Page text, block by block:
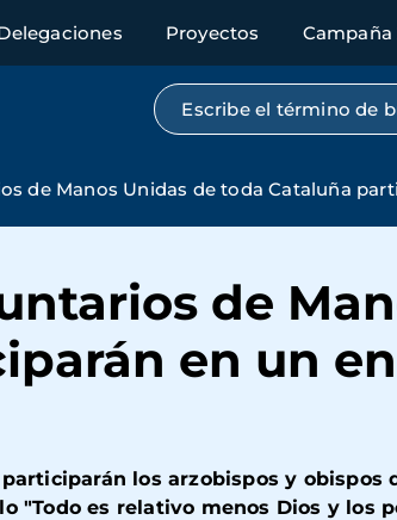
Proyectos Campaña
Búsqueda por texto
de Manos Unidas de toda Cataluña
de
en un
los arzobispos y obispos
"Todo es relativo menos Dios y los